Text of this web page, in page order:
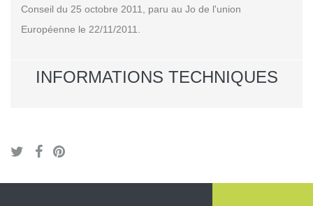
Conseil du 25 octobre 2011, paru au Jo de l'union
Européenne le 22/11/2011.
INFORMATIONS TECHNIQUES